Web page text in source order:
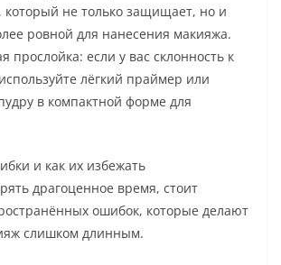
не только защищает, но и
ровной для нанесения макияжа.
если у вас склонность к
лёгкий праймер или
в компактной форме для
и как их избежать
драгоценное время, стоит
ошибок, которые делают
слишком длинным.